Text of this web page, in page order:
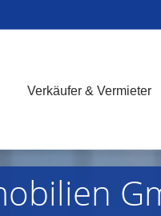
Verkäufer & Vermieter